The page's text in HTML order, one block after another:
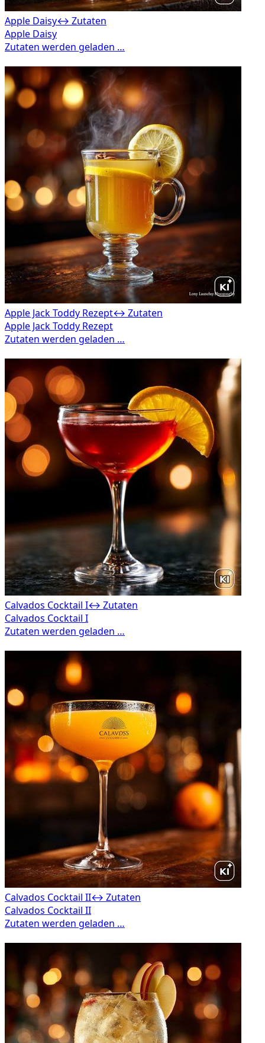
Apple Daisy↔ Zutaten
Apple Jack Toddy Rezept↔ Zutaten
Calvados Cocktail I↔ Zutaten
Calvados Cocktail II↔ Zutaten